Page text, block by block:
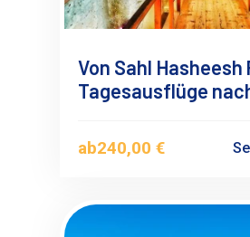
Von Sahl Hasheesh
Tagesausflüge
ab240,00 €